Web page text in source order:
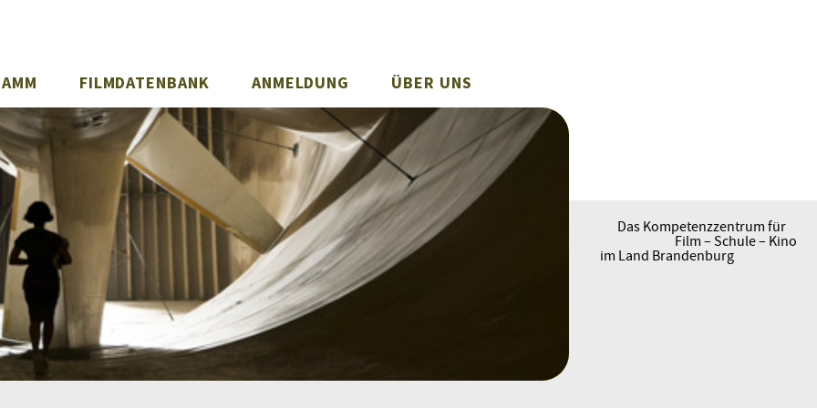
FILMDATENBANK ANMELDUNG ÜBER UNS
Das Kompetenzzentrum für
Film – Schule – Kino
im Land Brandenburg